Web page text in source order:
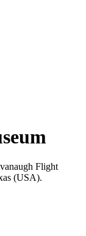
Flight
(USA).